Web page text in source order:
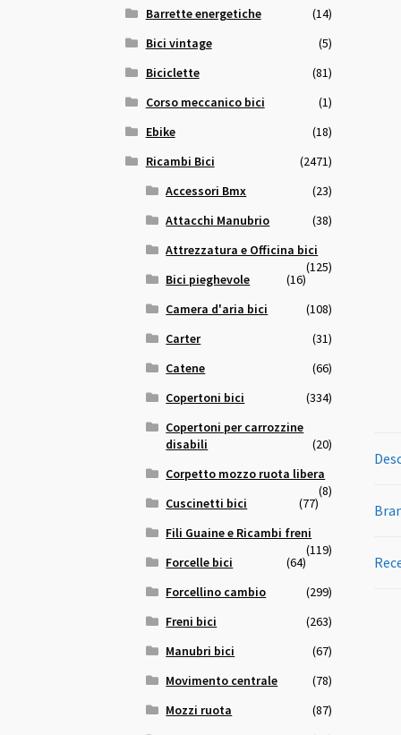
Barrette energetiche
(14)
Bici vintage
(5)
Biciclette
(81)
Corso meccanico bici
(1)
Ebike
(18)
Ricambi Bici
(2471)
Accessori Bmx
(23)
Attacchi Manubrio
(38)
Attrezzatura e Officina bici
(125)
Bici pieghevole
(16)
Camera d'aria bici
(108)
Carter
(31)
Catene
(66)
Copertoni bici
(334)
Copertoni per carrozzine
disabili
(20)
Corpetto mozzo ruota libera
(8)
Cuscinetti bici
(77)
Fili Guaine e Ricambi freni
(119)
Forcelle bici
(64)
Forcellino cambio
(299)
Freni bici
(263)
Manubri bici
(67)
Movimento centrale
(78)
Mozzi ruota
(87)